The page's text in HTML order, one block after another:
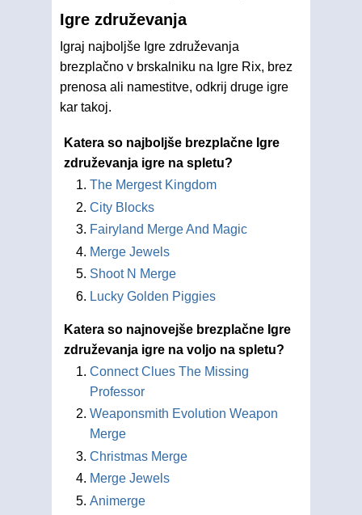
Igre združevanja
Igraj najboljše Igre združevanja
brezplačno v brskalniku na Igre Rix, brez
prenosa ali namestitve, odkrij druge igre
kar takoj.
Katera so najboljše brezplačne Igre
združevanja igre na spletu?
The Mergest Kingdom
City Blocks
Fairyland Merge And Magic
Merge Jewels
Shoot N Merge
Lucky Golden Piggies
Katera so najnovejše brezplačne Igre
združevanja igre na voljo na spletu?
Connect Clues The Missing
Professor
Weaponsmith Evolution Weapon
Merge
Christmas Merge
Merge Jewels
Animerge